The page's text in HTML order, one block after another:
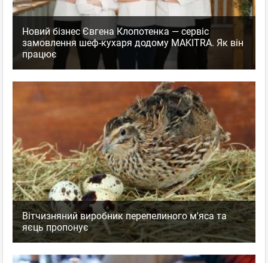
Новий бізнес Євгена Клопотенка — сервіс
замовлення шеф-кухаря додому MAKITRA. Як він
працює
Вітчизняний виробник перепелиного м'яса та
яєць пропонує